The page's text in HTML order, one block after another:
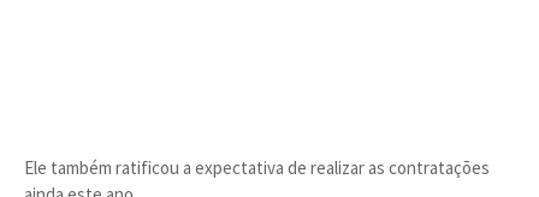
Ele também ratificou a expectativa de realizar as contratações